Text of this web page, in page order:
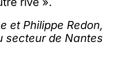
et Philippe Redon,
secteur de Nantes